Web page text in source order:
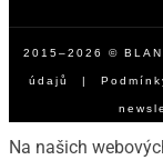
2015–2026 ©
údajů |
Na našich